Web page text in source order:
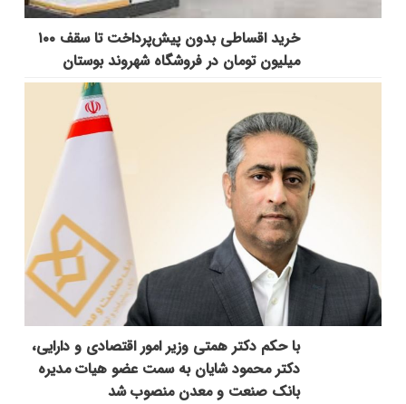
خرید اقساطی بدون پیش‌پرداخت تا سقف ۱۰۰
میلیون تومان در فروشگاه شهروند بوستان
با حکم دکتر همتی وزیر امور اقتصادی و دارایی،
دکتر محمود شایان به سمت عضو هیات مدیره
بانک صنعت و معدن منصوب شد